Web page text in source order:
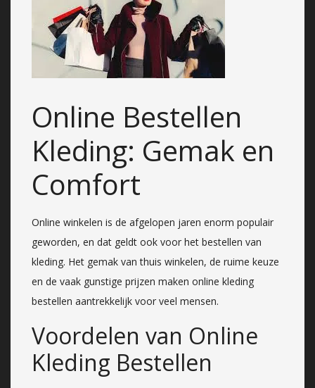
Online Bestellen
Kleding: Gemak en
Comfort
Online winkelen is de afgelopen jaren enorm populair
geworden, en dat geldt ook voor het bestellen van
kleding. Het gemak van thuis winkelen, de ruime keuze
en de vaak gunstige prijzen maken online kleding
bestellen aantrekkelijk voor veel mensen.
Voordelen van Online
Kleding Bestellen